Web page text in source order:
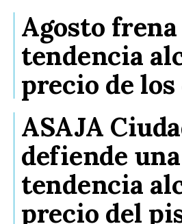
Agosto
tendencia
precio de los
ASAJA
defiende una
tendencia
precio del